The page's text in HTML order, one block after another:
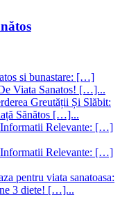
si bunastare: […]
Viata Sanatos! […]...
Greutății Și Slăbit:
Sănătos […]...
Informatii Relevante: […]
Informatii Relevante: […]
pentru viata sanatoasa:
3 diete! […]...